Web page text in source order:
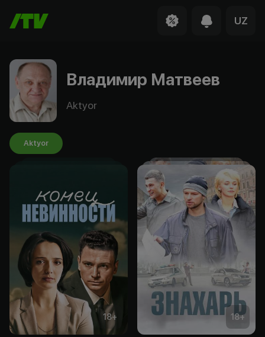
UZ
Владимир Матвеев
Aktyor
Aktyor
18+ 18+